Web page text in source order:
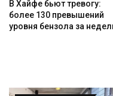
В Хайфе бьют тревогу:
более 130 превышений
уровня бензола за